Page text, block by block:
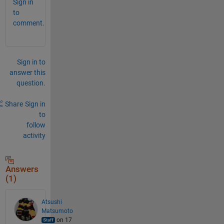
Sign in
to
comment.
Sign in to
answer this
question.
Share Sign in
to
follow
activity
Answers
(1)
Atsushi
Matsumoto
on 17